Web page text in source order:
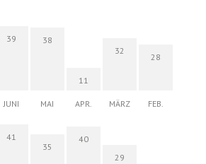
39
JUNI
38
MAI
11
APR.
32
MÄRZ
28
FEB.
41
35
40
29